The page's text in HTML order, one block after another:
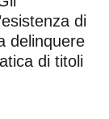
di
delinquere
di titoli